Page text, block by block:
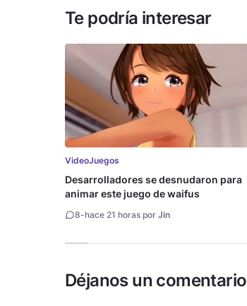
Te podría interesar
VideoJuegos
Desarrolladores se desnudaron para
animar este juego de waifus
8-hace 21 horas por Jin
Déjanos un comentario